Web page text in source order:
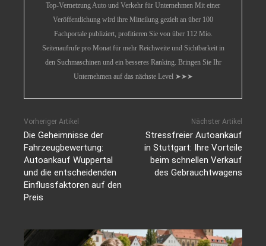
Top-Vernetzung Auto und Verkehr für Unternehmen Mit einer
Veröffentlichung wird ihre Mitteilung gezielt an über 100
Fachportale publiziert, profitieren Sie von über 112 Mio.
Seitenaufrufe pro Monat für mehr Reichweite und Sichtbarkeit in
den Suchmaschinen und ein besseres Ranking. Bringen Sie Ihr
Unternehmen auf das nächste Level ➤➤➤
Vorheriger Artikel
Die Geheimnisse der
Fahrzeugbewertung:
Autoankauf Wuppertal
und die entscheidenden
Einflussfaktoren auf den
Preis
Nächster Artikel
Stressfreier Autoankauf
in Stuttgart: Ihre Vorteile
beim schnellen Verkauf
des Gebrauchtwagens